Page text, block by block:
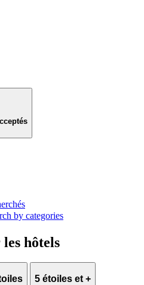
by categories
hôtels
5 étoiles et +